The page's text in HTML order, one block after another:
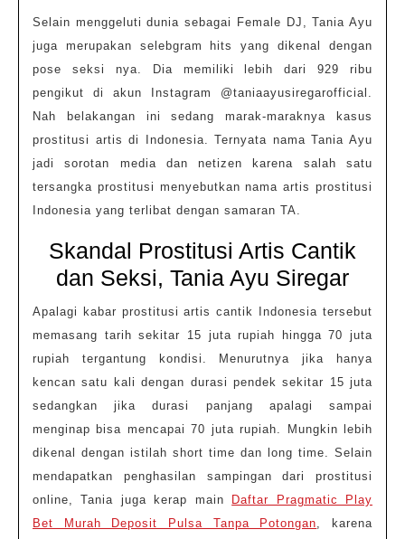
Selain menggeluti dunia sebagai Female DJ, Tania Ayu
juga merupakan selebgram hits yang dikenal dengan
pose seksi nya. Dia memiliki lebih dari 929 ribu
pengikut di akun Instagram @taniaayusiregarofficial.
Nah belakangan ini sedang marak-maraknya kasus
prostitusi artis di Indonesia. Ternyata nama Tania Ayu
jadi sorotan media dan netizen karena salah satu
tersangka prostitusi menyebutkan nama artis prostitusi
Indonesia yang terlibat dengan samaran TA.
Skandal Prostitusi Artis Cantik
dan Seksi, Tania Ayu Siregar
Apalagi kabar prostitusi artis cantik Indonesia tersebut
memasang tarih sekitar 15 juta rupiah hingga 70 juta
rupiah tergantung kondisi. Menurutnya jika hanya
kencan satu kali dengan durasi pendek sekitar 15 juta
sedangkan jika durasi panjang apalagi sampai
menginap bisa mencapai 70 juta rupiah. Mungkin lebih
dikenal dengan istilah short time dan long time. Selain
mendapatkan penghasilan sampingan dari prostitusi
online, Tania juga kerap main
Daftar Pragmatic Play
Bet Murah Deposit Pulsa Tanpa Potongan, karena